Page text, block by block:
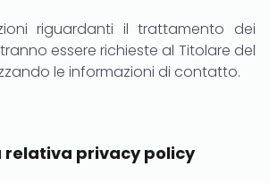
riguardanti il trattamento dei
essere richieste al Titolare del
le informazioni di contatto.
relativa privacy policy